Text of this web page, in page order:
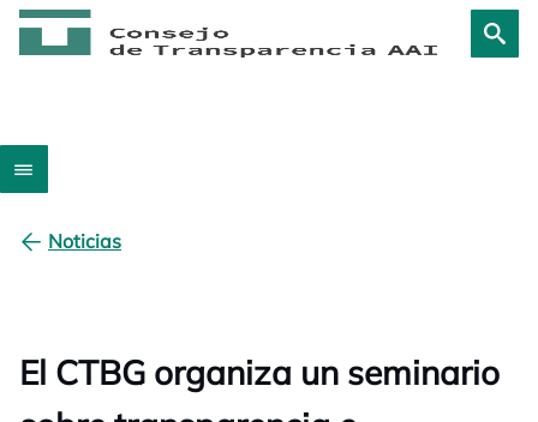
Noticias
El CTBG organiza un seminario